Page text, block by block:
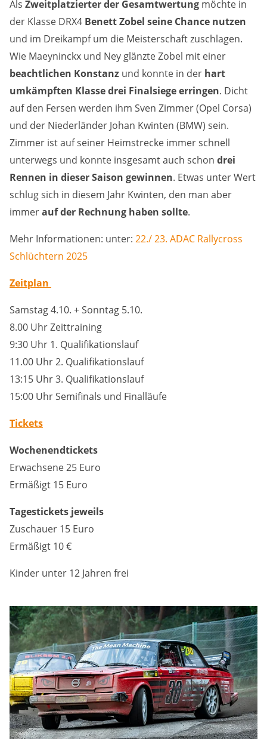
Als Zweitplatzierter der Gesamtwertung möchte in
der Klasse DRX4 Benett Zobel seine Chance nutzen
und im Dreikampf um die Meisterschaft zuschlagen.
Wie Maeyninckx und Ney glänzte Zobel mit einer
beachtlichen Konstanz und konnte in der hart
umkämpften Klasse drei Finalsiege erringen. Dicht
auf den Fersen werden ihm Sven Zimmer (Opel Corsa)
und der Niederländer Johan Kwinten (BMW) sein.
Zimmer ist auf seiner Heimstrecke immer schnell
unterwegs und konnte insgesamt auch schon drei
Rennen in dieser Saison gewinnen. Etwas unter Wert
schlug sich in diesem Jahr Kwinten, den man aber
immerauf der Rechnung haben sollte.
Mehr Informationen: unter: 22./ 23. ADAC Rallycross
Schlüchtern 2025
Zeitplan
Samstag 4.10. + Sonntag 5.10.
8.00 Uhr Zeittraining
9:30 Uhr 1. Qualifikationslauf
11.00 Uhr 2. Qualifikationslauf
13:15 Uhr 3. Qualifikationslauf
15:00 Uhr Semifinals und Finalläufe
Tickets
Wochenendtickets
Erwachsene 25 Euro
Ermäßigt 15 Euro
Tagestickets jeweils
Zuschauer 15 Euro
Ermäßigt 10 €
Kinder unter 12 Jahren frei